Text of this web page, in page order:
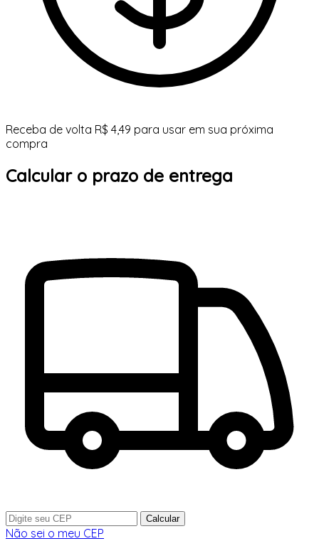
Receba de volta R$ 4,49 para usar em sua próxima
compra
Calcular o prazo de entrega
Calcular
Não sei o meu CEP